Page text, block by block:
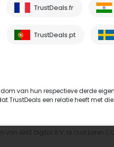
TrustDeals.fr
TrustDeals.pt
van hun respectieve derde
TrustDeals een relatie heeft met